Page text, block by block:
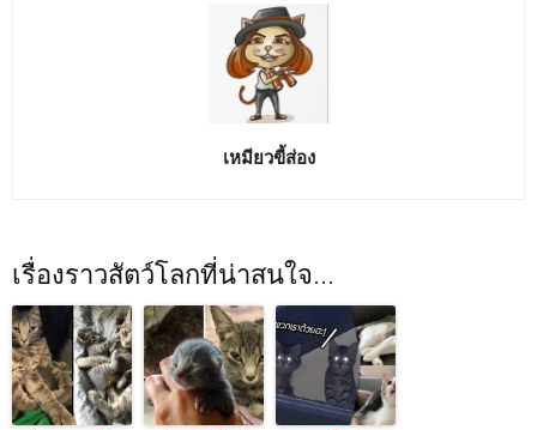
เหมียวขี้ส่อง
เรื่องราวสัตว์โลกที่น่าสนใจ...